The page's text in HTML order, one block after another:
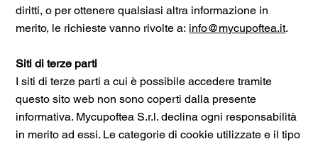
diritti, o per ottenere qualsiasi altra informazione in
merito, le richieste vanno rivolte a: info@mycupoftea.it.
Siti di terze parti
I siti di terze parti a cui è possibile accedere tramite
questo sito web non sono coperti dalla presente
informativa. Mycupoftea S.r.l. declina ogni responsabilità
in merito ad essi. Le categorie di cookie utilizzate e il tipo